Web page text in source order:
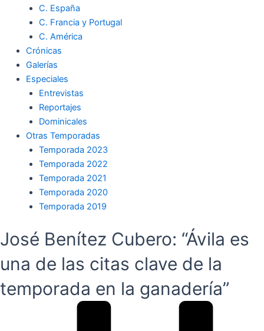
C. España
C. Francia y Portugal
C. América
Crónicas
Galerías
Especiales
Entrevistas
Reportajes
Dominicales
Otras Temporadas
Temporada 2023
Temporada 2022
Temporada 2021
Temporada 2020
Temporada 2019
José Benítez Cubero: “Ávila es
una de las citas clave de la
temporada en la ganadería”